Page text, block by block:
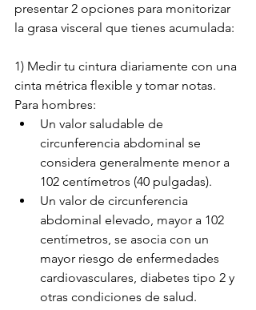
presentar 2 opciones para monitorizar
la grasa visceral que tienes acumulada:
1) Medir tu cintura diariamente con una
cinta métrica flexible y tomar notas.
Para hombres:
Un valor saludable de
circunferencia abdominal se
considera generalmente menor a
102 centímetros (40 pulgadas).
Un valor de circunferencia
abdominal elevado, mayor a 102
centímetros, se asocia con un
mayor riesgo de enfermedades
cardiovasculares, diabetes tipo 2 y
otras condiciones de salud.